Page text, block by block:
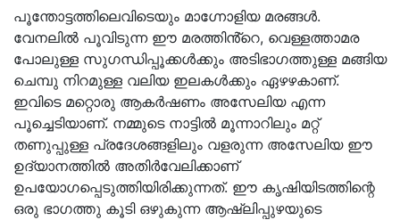
പൂന്തോട്ടത്തിലെവിടെയും മാഗ്നോളിയ മരങ്ങൾ.
വേനലിൽ പൂവിടുന്ന ഈ മരത്തിൻ്റെ, വെള്ളത്താമര
പോലുള്ള സുഗന്ധിപ്പൂക്കൾക്കും അടിഭാഗത്തുള്ള മങ്ങിയ
ചെമ്പു നിറമുള്ള വലിയ ഇലകൾക്കും ഏഴഴകാണ്.
ഇവിടെ മറ്റൊരു ആകർഷണം അസേലിയ എന്ന
പൂച്ചെടിയാണ്. നമ്മുടെ നാട്ടിൽ മൂന്നാറിലും മറ്റ്
തണുപ്പുള്ള പ്രദേശങ്ങളിലും വളരുന്ന അസേലിയ ഈ
ഉദ്യാനത്തിൽ അതിർവേലിക്കാണ്
ഉപയോഗപ്പെടുത്തിയിരിക്കുന്നത്. ഈ കൃഷിയിടത്തിന്റെ
ഒരു ഭാഗത്തു കൂടി ഒഴുകുന്ന ആഷ്‌ലിപ്പുഴയുടെ